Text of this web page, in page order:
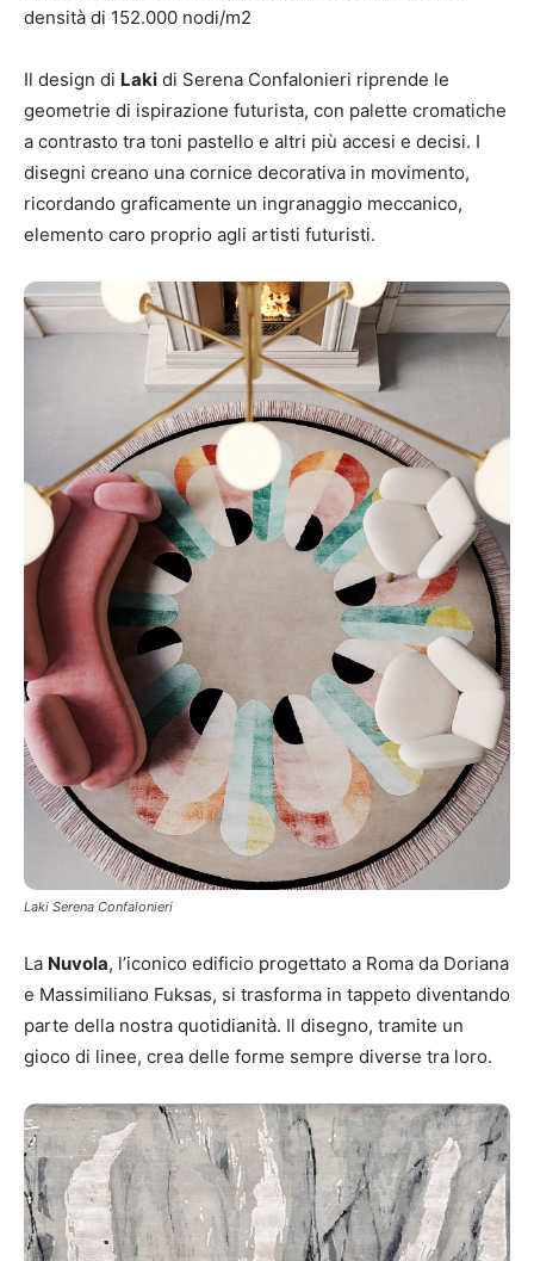
densità di 152.000 nodi/m2
Il design di Laki di Serena Confalonieri riprende le
geometrie di ispirazione futurista, con palette cromatiche
a contrasto tra toni pastello e altri più accesi e decisi. I
disegni creano una cornice decorativa in movimento,
ricordando graficamente un ingranaggio meccanico,
elemento caro proprio agli artisti futuristi.
Laki Serena Confalonieri
La Nuvola, l’iconico edificio progettato a Roma da Doriana
e Massimiliano Fuksas, si trasforma in tappeto diventando
parte della nostra quotidianità. Il disegno, tramite un
gioco di linee, crea delle forme sempre diverse tra loro.